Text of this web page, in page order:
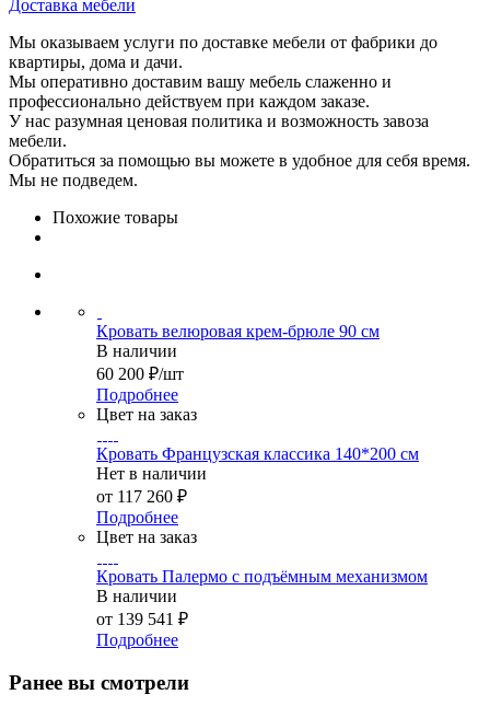
Доставка мебели
Мы оказываем услуги по доставке мебели от фабрики до
квартиры, дома и дачи.
Мы оперативно доставим вашу мебель слаженно и
профессионально действуем при каждом заказе.
У нас разумная ценовая политика и возможность завоза
мебели.
Обратиться за помощью вы можете в удобное для себя время.
Мы не подведем.
Похожие товары
Кровать велюровая крем-брюле 90 см
В наличии
60 200 ₽/шт
Подробнее
Цвет на заказ
Кровать Французская классика 140*200 см
Нет в наличии
от 117 260 ₽
Подробнее
Цвет на заказ
Кровать Палермо с подъёмным механизмом
В наличии
от 139 541 ₽
Подробнее
Ранее вы смотрели